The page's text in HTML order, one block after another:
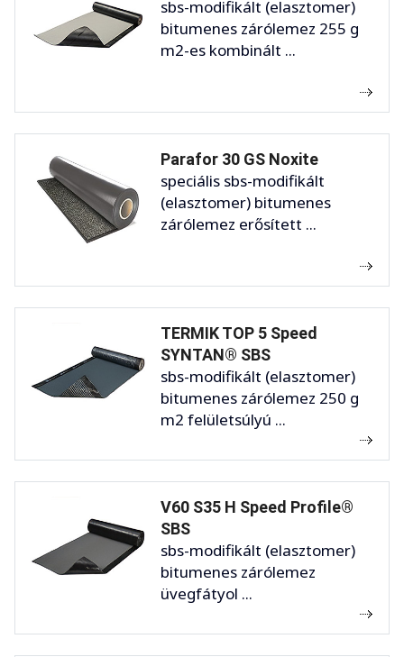
sbs-modifikált (elasztomer)
bitumenes zárólemez 255 g
m2-es kombinált ...
Parafor 30 GS Noxite
speciális sbs-modifikált
(elasztomer) bitumenes
zárólemez erősített ...
TERMIK TOP 5 Speed
SYNTAN® SBS
sbs-modifikált (elasztomer)
bitumenes zárólemez 250 g
m2 felületsúlyú ...
V60 S35 H Speed Profile®
SBS
sbs-modifikált (elasztomer)
bitumenes zárólemez
üvegfátyol ...